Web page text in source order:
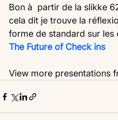
Bon à  partir de la slikke
cela dit je trouve la
forme de standard sur les
The Future of Check ins
View more presentations